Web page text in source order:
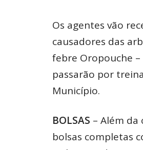
Os agentes vão
causadores das
febre Oropouche
passarão por
Município.
BOLSAS – Além da
bolsas completas